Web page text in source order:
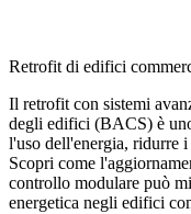
Retrofit di edifici
Il retrofit con sistemi
degli edifici (BACS) è
l'uso dell'energia, ridurre
Scopri come
controllo modulare può
energetica negli edifici